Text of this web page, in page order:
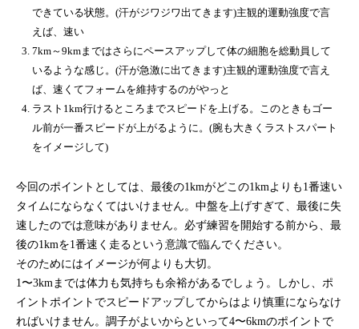
できている状態。(汗がジワジワ出てきます)主観的運動強度で言
えば、速い
7km～9kmまではさらにペースアップして体の細胞を総動員して
いるような感じ。(汗が急激に出てきます)主観的運動強度で言え
ば、速くてフォームを維持するのがやっと
ラスト1km行けるところまでスピードを上げる。このときもゴー
ル前が一番スピードが上がるように。(腕も大きくラストスパート
をイメージして)
今回のポイントとしては、最後の1kmがどこの1kmよりも1番速い
タイムにならなくてはいけません。中盤を上げすぎて、最後に失
速したのでは意味がありません。必ず練習を開始する前から、最
後の1kmを1番速く走るという意識で臨んでください。
そのためにはイメージが何よりも大切。
1〜3kmまでは体力も気持ちも余裕があるでしょう。しかし、ポ
イントポイントでスピードアップしてからはより慎重にならなけ
ればいけません。調子がよいからといって4〜6kmのポイントで